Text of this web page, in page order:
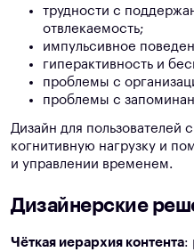
трудности с
отвлекаемость;
импульсивное
гиперактивность и
проблемы с
проблемы с
Дизайн для пользователей
когнитивную нагрузку и
и управлении временем.
Дизайнерские
Чёткая иерархия контента: